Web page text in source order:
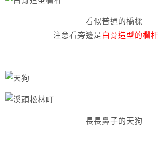
看似普通的橋樑
注意看旁邊是白骨造型的欄杆
長長鼻子的天狗